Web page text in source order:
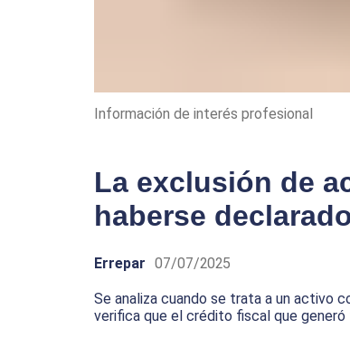
Información de interés profesional
La exclusión de
haberse
Errepar 07/07/2025
Se analiza cuando se trata a un activo
verifica que el crédito fiscal que